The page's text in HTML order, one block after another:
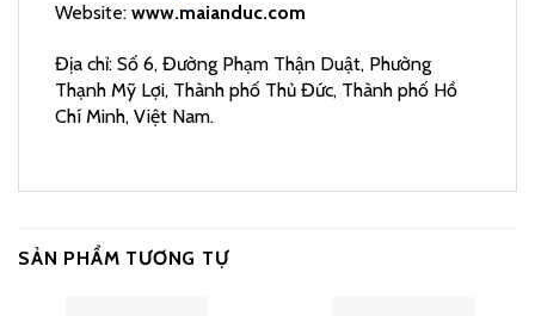
Website: www.maianduc.com
Địa chỉ: Số 6, Đường Phạm Thận Duật, Phường
Thạnh Mỹ Lợi, Thành phố Thủ Đức, Thành phố Hồ
Chí Minh, Việt Nam.
SẢN PHẨM TƯƠNG TỰ